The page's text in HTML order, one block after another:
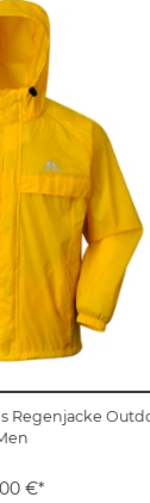
Regenjacke
€*